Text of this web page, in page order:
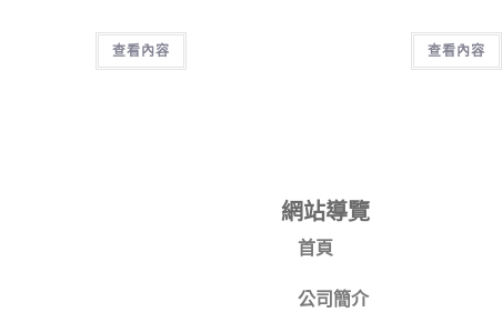
查看內容 查看內容
網站導覽
首頁
公司簡介